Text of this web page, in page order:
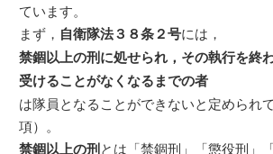
ています。
まず， 自衛隊法３８条２号には，
禁錮以上の刑に処せられ，その執行を終
受けることがなくなるまでの者
は隊員となることができないと定められ
項）。
禁錮以上の刑とは「禁錮刑」「懲役刑」